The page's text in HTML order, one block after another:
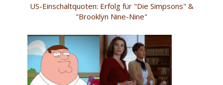
US-Einschaltquoten: Erfolg für "Die Simpsons" &
"Brooklyn Nine-Nine"